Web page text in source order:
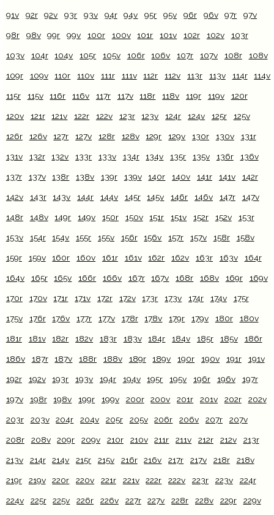
91v 92r 92v 93r 93v 94r 94v 95r 95v 96r 96v 97r 97v
98r 98v 99r 99v 100r 100v 101r 101v 102r 102v 103r
103v 104r 104v 105r 105v 106r 106v 107r 107v 108r 108v
109r 109v 110r 110v 111r 111v 112r 112v 113r 113v 114r 114v
115r 115v 116r 116v 117r 117v 118r 118v 119r 119v 120r
120v 121r 121v 122r 122v 123r 123v 124r 124v 125r 125v
126r 126v 127r 127v 128r 128v 129r 129v 130r 130v 131r
131v 132r 132v 133r 133v 134r 134v 135r 135v 136r 136v
137r 137v 138r 138v 139r 139v 140r 140v 141r 141v 142r
142v 143r 143v 144r 144v 145r 145v 146r 146v 147r 147v
148r 148v 149r 149v 150r 150v 151r 151v 152r 152v 153r
153v 154r 154v 155r 155v 156r 156v 157r 157v 158r 158v
159r 159v 160r 160v 161r 161v 162r 162v 163r 163v 164r
164v 165r 165v 166r 166v 167r 167v 168r 168v 169r 169v
170r 170v 171r 171v 172r 172v 173r 173v 174r 174v 175r
175v 176r 176v 177r 177v 178r 178v 179r 179v 180r 180v
181r 181v 182r 182v 183r 183v 184r 184v 185r 185v 186r
186v 187r 187v 188r 188v 189r 189v 190r 190v 191r 191v
192r 192v 193r 193v 194r 194v 195r 195v 196r 196v 197r
197v 198r 198v 199r 199v 200r 200v 201r 201v 202r 202v
203r 203v 204r 204v 205r 205v 206r 206v 207r 207v
208r 208v 209r 209v 210r 210v 211r 211v 212r 212v 213r
213v 214r 214v 215r 215v 216r 216v 217r 217v 218r 218v
219r 219v 220r 220v 221r 221v 222r 222v 223r 223v 224r
224v 225r 225v 226r 226v 227r 227v 228r 228v 229r 229v